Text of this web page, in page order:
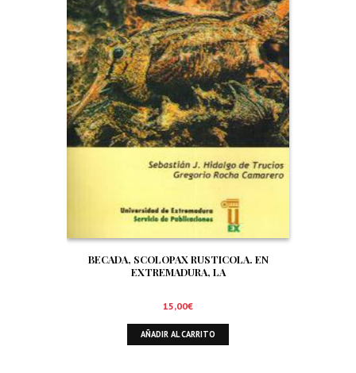
BECADA, SCOLOPAX RUSTICOLA. EN
EXTREMADURA, LA
15,00€
AÑADIR AL CARRITO